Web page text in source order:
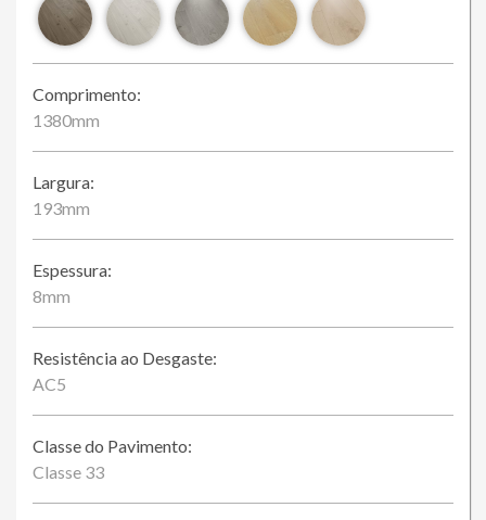
Comprimento:
1380mm
Largura:
193mm
Espessura:
8mm
Resistência ao Desgaste:
AC5
Classe do Pavimento:
Classe 33